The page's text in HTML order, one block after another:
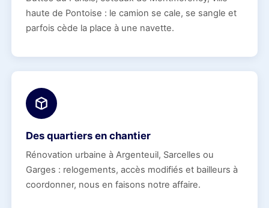
haute de Pontoise : le camion se cale, se sangle et
parfois cède la place à une navette.
Des quartiers en chantier
Rénovation urbaine à Argenteuil, Sarcelles ou
Garges : relogements, accès modifiés et bailleurs à
coordonner, nous en faisons notre affaire.